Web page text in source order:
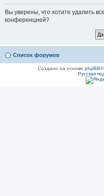
Вы уверены, что хотите удалить
конференцией?
Список форумов
Создано на основе phpBB®
Русская